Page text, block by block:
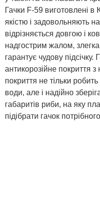
Гачки F-59 виготовлені в
якістю і задовольняють
відрізняється довгою і
надгострим жалом,
гарантує чудову підсічку.
антикорозійне покриття
покриття не тільки
води, але і надійно
габаритів риби, на яку
підібрати гачок